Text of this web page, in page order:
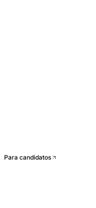
Para candidatos